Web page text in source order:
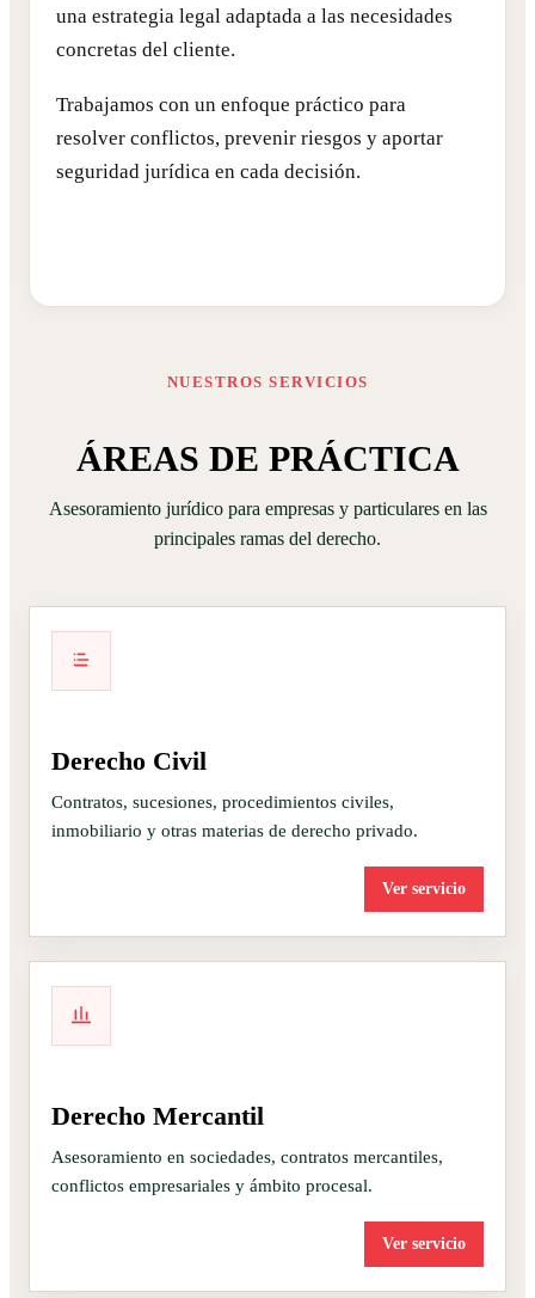
una estrategia legal adaptada a las necesidades
concretas del cliente.
Trabajamos con un enfoque práctico para
resolver conflictos, prevenir riesgos y aportar
seguridad jurídica en cada decisión.
NUESTROS SERVICIOS
ÁREAS DE PRÁCTICA
Asesoramiento jurídico para empresas y particulares en las
principales ramas del derecho.
Derecho Civil
Contratos, sucesiones, procedimientos civiles,
inmobiliario y otras materias de derecho privado.
Ver servicio
Derecho Mercantil
Asesoramiento en sociedades, contratos mercantiles,
conflictos empresariales y ámbito procesal.
Ver servicio